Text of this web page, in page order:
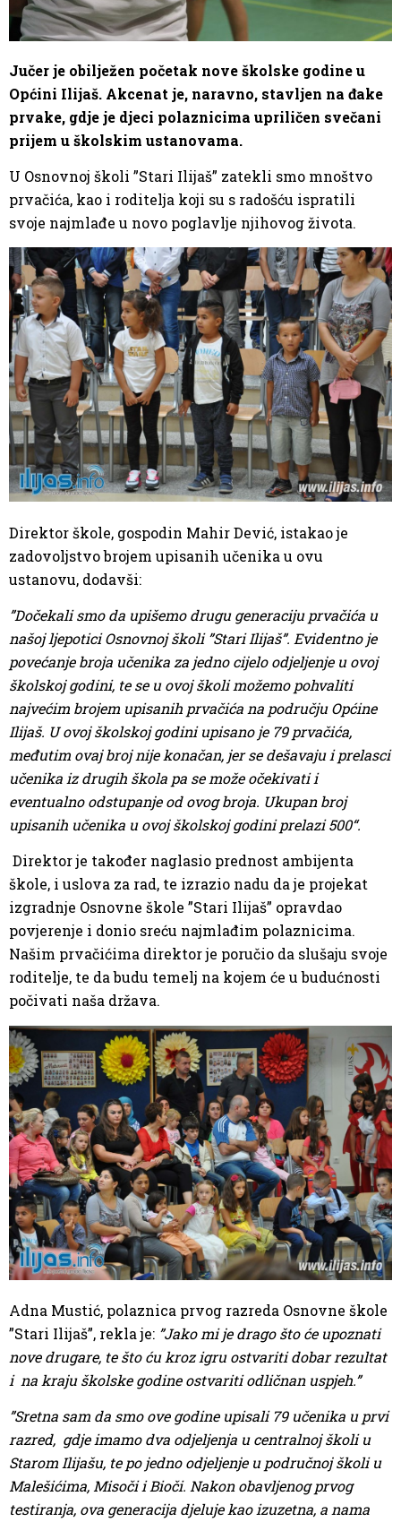
Jučer je obilježen početak nove školske godine u
Općini Ilijaš. Akcenat je, naravno, stavljen na đake
prvake, gdje je djeci polaznicima upriličen svečani
prijem u školskim ustanovama.
U Osnovnoj školi ”Stari Ilijaš” zatekli smo mnoštvo
prvačića, kao i roditelja koji su s radošću ispratili
svoje najmlađe u novo poglavlje njihovog života.
Direktor škole, gospodin Mahir Dević, istakao je
zadovoljstvo brojem upisanih učenika u ovu
ustanovu, dodavši:
”Dočekali smo da upišemo drugu generaciju prvačića u
našoj ljepotici Osnovnoj školi ”Stari Ilijaš”. Evidentno je
povećanje broja učenika za jedno cijelo odjeljenje u ovoj
školskoj godini, te se u ovoj školi možemo pohvaliti
najvećim brojem upisanih prvačića na području Općine
Ilijaš. U ovoj školskoj godini upisano je 79 prvačića,
međutim ovaj broj nije konačan, jer se dešavaju i prelasci
učenika iz drugih škola pa se može očekivati i
eventualno odstupanje od ovog broja. Ukupan broj
upisanih učenika u ovoj školskoj godini prelazi 500“.
Direktor je također naglasio prednost ambijenta
škole, i uslova za rad, te izrazio nadu da je projekat
izgradnje Osnovne škole ”Stari Ilijaš” opravdao
povjerenje i donio sreću najmlađim polaznicima.
Našim prvačićima direktor je poručio da slušaju svoje
roditelje, te da budu temelj na kojem će u budućnosti
počivati naša država.
Adna Mustić, polaznica prvog razreda Osnovne škole
”Stari Ilijaš”, rekla je: ”Jako mi je drago što će upoznati
nove drugare, te što ću kroz igru ostvariti dobar rezultat
i na kraju školske godine ostvariti odličnan uspjeh.”
”Sretna sam da smo ove godine upisali 79 učenika u prvi
razred, gdje imamo dva odjeljenja u centralnoj školi u
Starom Ilijašu, te po jedno odjeljenje u područnoj školi u
Malešićima, Misoči i Bioči. Nakon obavljenog prvog
testiranja, ova generacija djeluje kao izuzetna, a nama